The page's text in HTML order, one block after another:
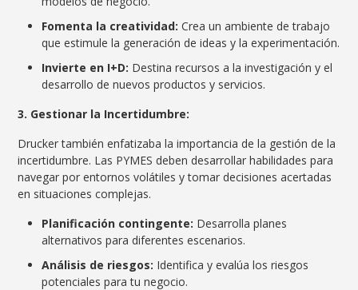
Fomenta la creatividad: Crea un ambiente de trabajo
que estimule la generación de ideas y la experimentación.
Invierte en I+D: Destina recursos a la investigación y el
desarrollo de nuevos productos y servicios.
3. Gestionar la Incertidumbre:
Drucker también enfatizaba la importancia de la gestión de la
incertidumbre. Las PYMES deben desarrollar habilidades para
navegar por entornos volátiles y tomar decisiones acertadas
en situaciones complejas.
Planificación contingente: Desarrolla planes
alternativos para diferentes escenarios.
Análisis de riesgos: Identifica y evalúa los riesgos
potenciales para tu negocio.